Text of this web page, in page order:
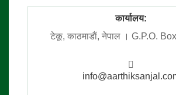
कार्यालय:
टेकू, काठमाडाैं, नेपाल । G.P.O.